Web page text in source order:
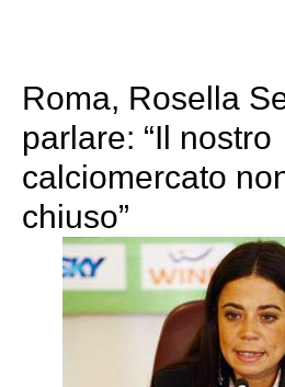
Roma, Rosella
parlare: “Il nostro
calciomercato
chiuso”